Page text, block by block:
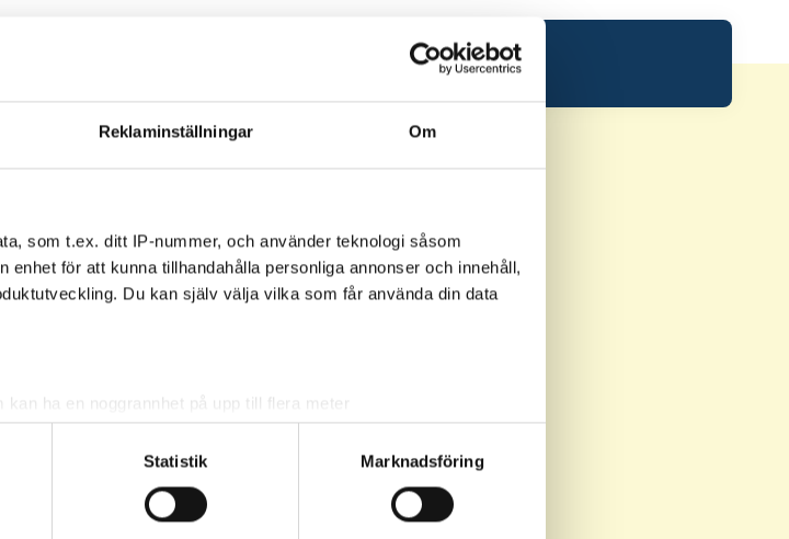
Reklaminställningar Om
som t.ex. ditt IP-nummer, och använder teknologi såsom
för att kunna tillhandahålla personliga annonser och innehåll,
Du kan själv välja vilka som får använda din data
ha en noggrannhet på upp till flera meter
specifika kännetecken (fingeravtryck)
och ställ in dina preferenser i
detaljsektionen. Du kan ändra
förklaringen.
Statistik Marknadsföring